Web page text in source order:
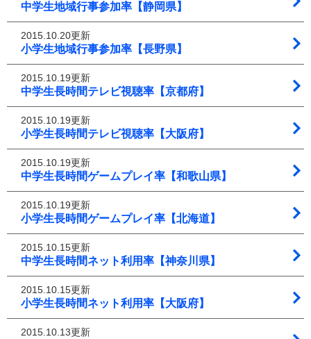
中学生地域行事参加率【静岡県】
2015.10.20更新
小学生地域行事参加率【長野県】
2015.10.19更新
中学生長時間テレビ視聴率【京都府】
2015.10.19更新
小学生長時間テレビ視聴率【大阪府】
2015.10.19更新
中学生長時間ゲームプレイ率【和歌山県】
2015.10.19更新
小学生長時間ゲームプレイ率【北海道】
2015.10.15更新
中学生長時間ネット利用率【神奈川県】
2015.10.15更新
小学生長時間ネット利用率【大阪府】
2015.10.13更新